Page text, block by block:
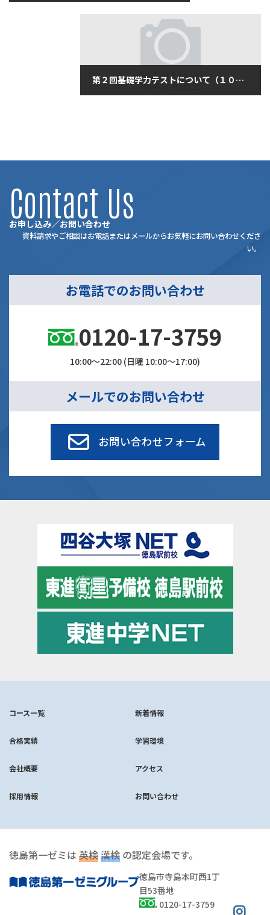
第２回基礎学力テストについて（１０月２６日水曜日）
お申し込み／お問い合わせ
Contact Us
資料請求やご相談はお電話またはメールからお気軽にお問い合わせくださ
い。
お電話でのお問い合わせ
0120-17-3759
10:00～22:00 (日曜 10:00～17:00)
メールでのお問い合わせ
お問い合わせフォーム
コース一覧 新着情報
合格実績 学習環境
会社概要 アクセス
採用情報 お問い合わせ
徳島第一ゼミは 英検漢検 の認定会場です。
徳島市寺島本町西1丁
目53番地
0120-17-3759